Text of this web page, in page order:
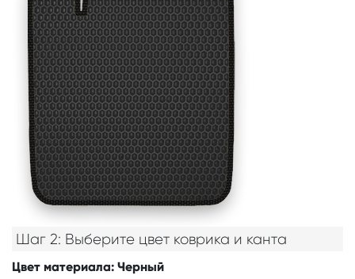
Шаг 2: Выберите цвет коврика и канта
Цвет материала: Черный